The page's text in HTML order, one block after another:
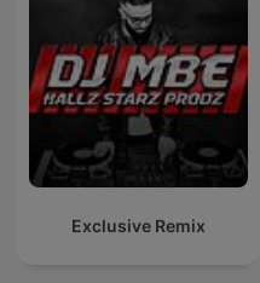
Exclusive Remix